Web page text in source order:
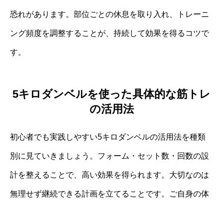
恐れがあります。部位ごとの休息を取り入れ、トレーニ
ング頻度を調整することが、持続して効果を得るコツで
す。
5キロダンベルを使った具体的な筋トレ
の活用法
初心者でも実践しやすい5キロダンベルの活用法を種類
別に見ていきましょう。フォーム・セット数・回数の設
計を整えることで、高い効果を得られます。大切なのは
無理せず継続できる計画を立てることです。ご自身の体